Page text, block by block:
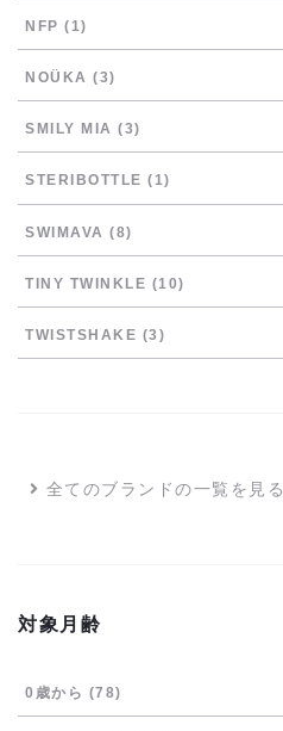
NFP (1)
NOÜKA (3)
SMILY MIA (3)
STERIBOTTLE (1)
SWIMAVA (8)
TINY TWINKLE (10)
TWISTSHAKE (3)
全てのブランドの一覧を見る
対象月齢
0歳から (78)